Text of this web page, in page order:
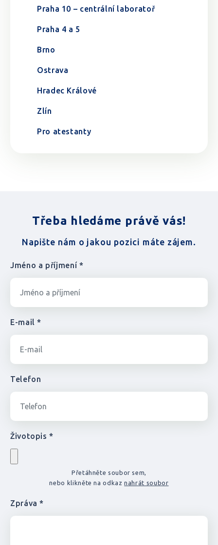
Praha 10 – centrální laboratoř
Praha 4 a 5
Brno
Ostrava
Hradec Králové
Zlín
Pro atestanty
Třeba hledáme právě vás!
Napište nám o jakou pozici máte zájem.
Jméno a příjmení *
E-mail *
Telefon
Životopis *
Přetáhněte soubor sem,
nebo klikněte na odkaznahrát soubor
Zpráva *